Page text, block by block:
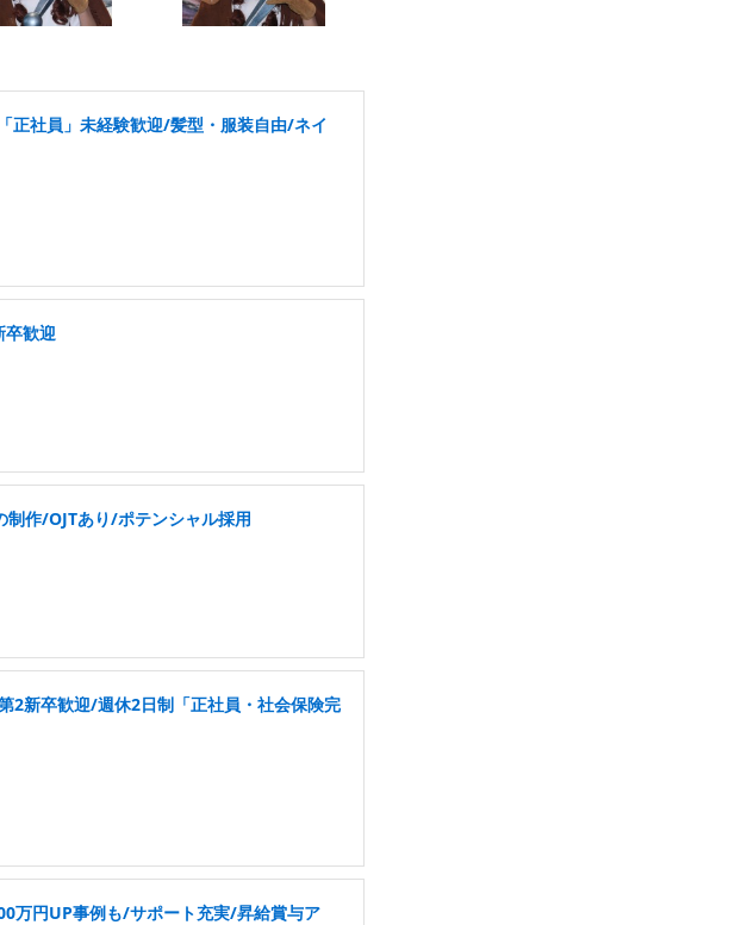
正社員」未経験歓迎/髪型・服装自由/ネイ
卒歓迎
作/OJTあり/ポテンシャル採用
2新卒歓迎/週休2日制「正社員・社会保険完
万円UP事例も/サポート充実/昇給賞与ア